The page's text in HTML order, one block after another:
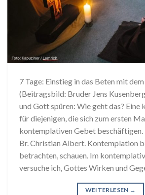
7 Tage: Einstieg in das Beten mit
(Beitragsbild: Bruder Jens
und Gott spüren: Wie geht das? Eine
für diejenigen, die sich zum ersten
kontemplativen Gebet beschäftigen.
Br. Christian Albert. Kontemplation
betrachten, schauen. Im
versuche ich, Gottes Wirken und
WEITERLESEN →